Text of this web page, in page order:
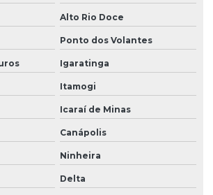
Alto Rio Doce
Ponto dos Volantes
Igaratinga
Itamogi
Icaraí de Minas
Canápolis
Ninheira
Delta